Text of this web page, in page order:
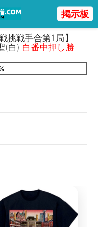
掲示板
挑戦手合第1局】
(白) 白番中押し勝